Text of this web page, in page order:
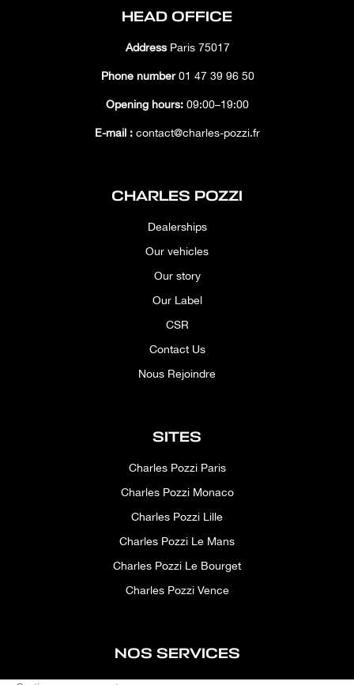
HEAD OFFICE
AddressParis 75017
Phone number01 47 39 96 50
Opening hours: 09:00–19:00
E-mail : contact@charles-pozzi.fr
CHARLES POZZI
Dealerships
Our vehicles
Our story
Our Label
CSR
Contact Us
Nous Rejoindre
SITES
Charles Pozzi Paris
Charles Pozzi Monaco
Charles Pozzi Lille
Charles Pozzi Le Mans
Charles Pozzi Le Bourget
Charles Pozzi Vence
NOS SERVICES